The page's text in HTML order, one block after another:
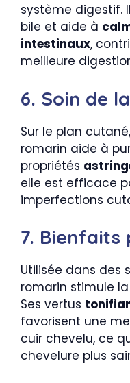
système digestif.
bile et aide à
intestinaux,
meilleure
6. Soin de
Sur le plan
romarin aide à
propriétés
elle est efficace
imperfections
7. Bienfaits
Utilisée dans des
romarin stimule
Ses vertus
favorisent une
cuir chevelu, ce
chevelure plus